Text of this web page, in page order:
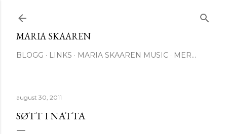
MARIA SKAAREN
BLOGG LINKS MARIA SKAAREN MUSIC MER…
august 30, 2011
SØTT I NATTA